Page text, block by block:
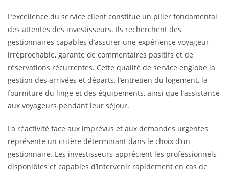
L’excellence du service client constitue un pilier fondamental
des attentes des investisseurs. Ils recherchent des
gestionnaires capables d’assurer une expérience voyageur
irréprochable, garante de commentaires positifs et de
réservations récurrentes. Cette qualité de service englobe la
gestion des arrivées et départs, l’entretien du logement, la
fourniture du linge et des équipements, ainsi que l’assistance
aux voyageurs pendant leur séjour.
La réactivité face aux imprévus et aux demandes urgentes
représente un critère déterminant dans le choix d’un
gestionnaire. Les investisseurs apprécient les professionnels
disponibles et capables d’intervenir rapidement en cas de